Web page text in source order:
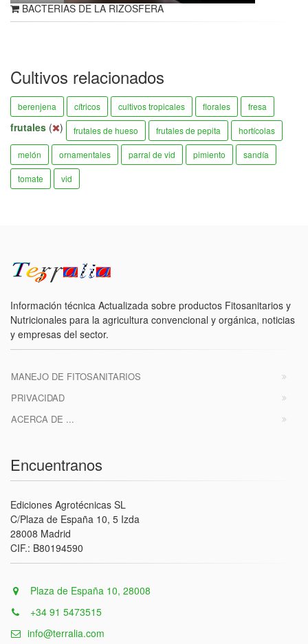
BACTERIAS DE LA RIZOSFERA
Cultivos relacionados
berenjena cítricos cultivos tropicales florales fresa
frutales ( ) frutales de hueso frutales de pepita hortícolas
melón ornamentales parral de vid pimiento sandía
tomate vid
Información técnica Actualizada sobre productos Fitosanitarios y
Nutricionales para la agricultura convencional y orgánica, noticias
y empresas del sector.
MANEJO DE FITOSANITARIOS
PRIVACIDAD
ACERCA DE ...
Encuentranos
Ediciones Agrotécnicas SL
C/Plaza de España 10, 5 Izda
28008 Madrid
CIF.: B80194590
Plaza de España 10, 28008
+34 91 5473515
info@terralia.com